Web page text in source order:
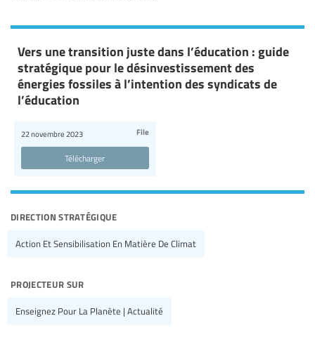
Vers une transition juste dans l’éducation : guide
stratégique pour le désinvestissement des
énergies fossiles à l’intention des syndicats de
l’éducation
22 novembre 2023 File
Télécharger
direction stratégique
Action Et Sensibilisation En Matière De Climat
projecteur sur
Enseignez Pour La Planète | Actualité